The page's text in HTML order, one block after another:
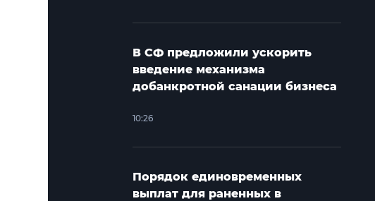
В СФ предложили ускорить
введение механизма
добанкротной санации бизнеса
10:26
Порядок единовременных
выплат для раненных в